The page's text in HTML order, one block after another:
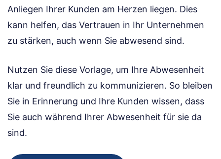
Anliegen Ihrer Kunden am Herzen liegen. Dies
kann helfen, das Vertrauen in Ihr Unternehmen
zu stärken, auch wenn Sie abwesend sind.
Nutzen Sie diese Vorlage, um Ihre Abwesenheit
klar und freundlich zu kommunizieren. So bleiben
Sie in Erinnerung und Ihre Kunden wissen, dass
Sie auch während Ihrer Abwesenheit für sie da
sind.